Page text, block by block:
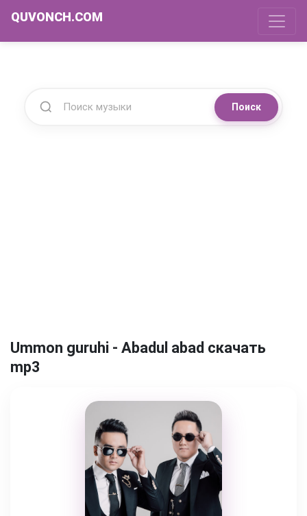
QUVONCH.COM
Поиск
Ummon guruhi - Abadul abad скачать
mp3